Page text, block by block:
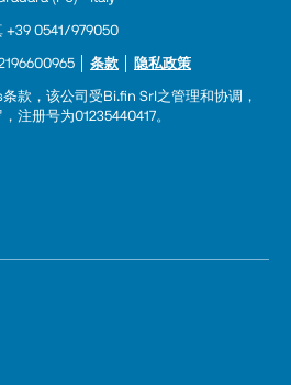
+39 0541/979050
│ 条款 隐私政策
款，该公司受Bi.fin Srl之管理和协调，
注册号为01235440417。